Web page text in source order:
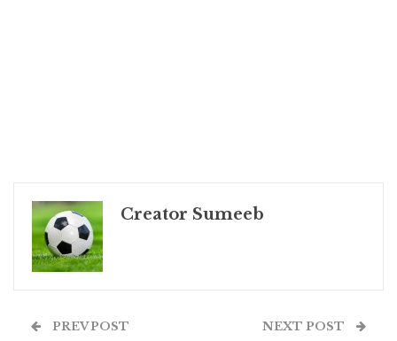
Creator Sumeeb
PREV POST NEXT POST